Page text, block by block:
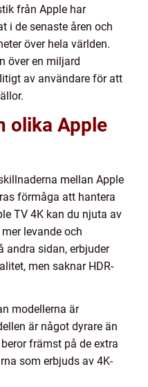
från Apple har
i de senaste åren och
över hela världen.
över en miljard
av användare för att
olika Apple
mellan Apple
förmåga att hantera
TV 4K kan du njuta av
levande och
andra sidan, erbjuder
men saknar HDR-
modellerna är
är något dyrare än
främst på de extra
som erbjuds av 4K-